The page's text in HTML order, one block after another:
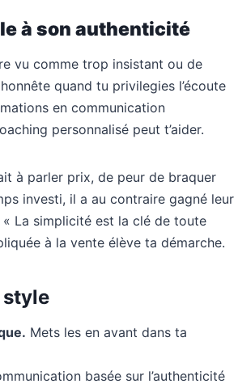
à son authenticité
vu comme trop insistant ou de
quand tu privilegies l’écoute
en communication
personnalisé peut t’aider.
à parler prix, de peur de braquer
investi, il a au contraire gagné leur
La simplicité est la clé de toute
à la vente élève ta démarche.
style
Mets les en avant dans ta
basée sur l’authenticité